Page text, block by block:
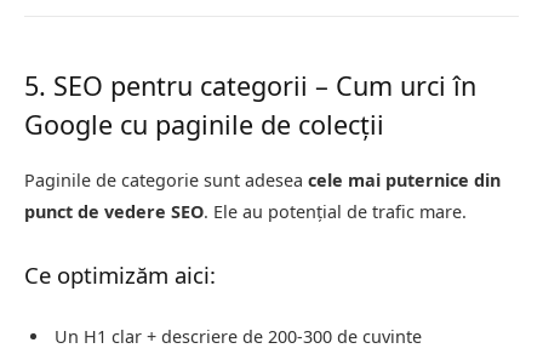
5. SEO pentru categorii – Cum urci în
Google cu paginile de colecții
Paginile de categorie sunt adesea cele mai puternice din
punct de vedere SEO. Ele au potențial de trafic mare.
Ce optimizăm aici:
Un H1 clar + descriere de 200-300 de cuvinte